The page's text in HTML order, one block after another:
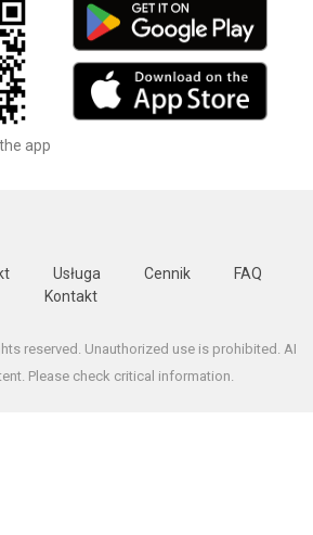
app
Usługa Cennik
FAQ
Kontakt
reserved. Unauthorized use is prohibited. AI
Please check critical information.